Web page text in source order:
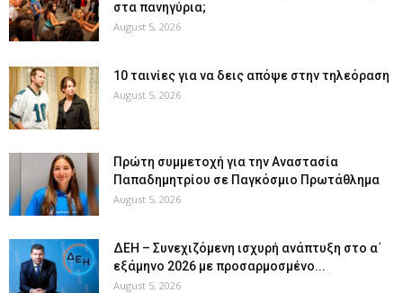
στα πανηγύρια;
August 5, 2026
10 ταινίες για να δεις απόψε στην τηλεόραση
August 5, 2026
Πρώτη συμμετοχή για την Αναστασία
Παπαδημητρίου σε Παγκόσμιο Πρωτάθλημα
August 5, 2026
ΔΕΗ – Συνεχιζόμενη ισχυρή ανάπτυξη στο α΄
εξάμηνο 2026 με προσαρμοσμένο...
August 5, 2026